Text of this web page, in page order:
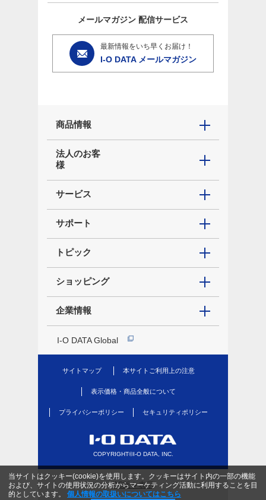
メールマガジン 配信サービス
最新情報をいち早くお届け！
I-O DATA メールマガジン
商品情報
法人のお客
様
サービス
サポート
トピック
ショッピング
企業情報
I-O DATA Global
サイトマップ 本サイトご利用上の注意
表示価格・商品全般について
プライバシーポリシー セキュリティポリシー
COPYRIGHT©I-O DATA, INC.
当サイトはクッキー(cookie)を使用します。クッキーはサイト内の一部の機能
および、サイトの使用状況の分析からマーケティング活動に利用することを目
的としています。
個人情報の取扱いについてはこちら
PC版を表示